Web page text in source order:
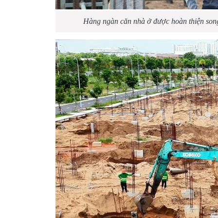
Hàng ngàn căn nhà ở được hoàn thiện